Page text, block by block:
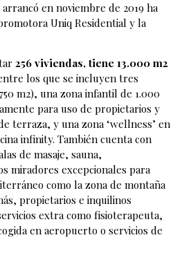
en noviembre de 2019 ha
Uniq Residential y la
256 viviendas, tiene 13.000 m2
los que se incluyen tres
m2), una zona infantil de 1.000
para uso de propietarios y
terraza, y una zona ‘wellness’ en
infinity. También cuenta con
de masaje, sauna,
miradores excepcionales para
como la zona de montaña
propietarios e inquilinos
extra como fisioterapeuta,
en aeropuerto o servicios de